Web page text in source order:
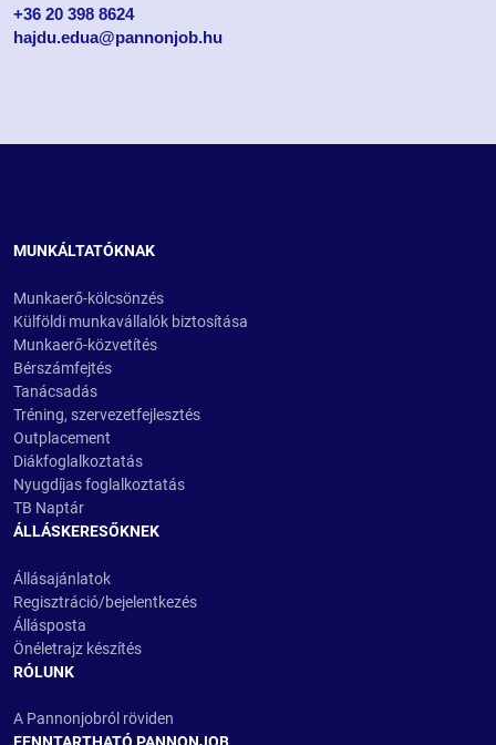
+36 20 398 8624
hajdu.edua@pannonjob.hu
MUNKÁLTATÓKNAK
Munkaerő-kölcsönzés
Külföldi munkavállalók biztosítása
Munkaerő-közvetítés
Bérszámfejtés
Tanácsadás
Tréning, szervezetfejlesztés
Outplacement
Diákfoglalkoztatás
Nyugdíjas foglalkoztatás
TB Naptár
ÁLLÁSKERESŐKNEK
Állásajánlatok
Regisztráció/bejelentkezés
Állásposta
Önéletrajz készítés
RÓLUNK
A Pannonjobról röviden